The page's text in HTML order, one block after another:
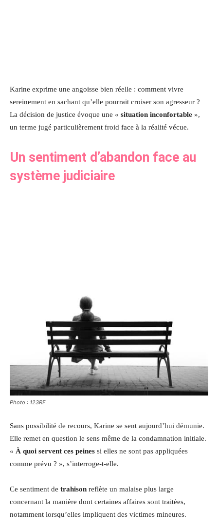
Karine exprime une angoisse bien réelle : comment vivre
sereinement en sachant qu’elle pourrait croiser son agresseur ?
La décision de justice évoque une « situation inconfortable »,
un terme jugé particulièrement froid face à la réalité vécue.
Un sentiment d’abandon face au
système judiciaire
Photo : 123RF
Sans possibilité de recours, Karine se sent aujourd’hui démunie.
Elle remet en question le sens même de la condamnation initiale.
« À quoi servent ces peines si elles ne sont pas appliquées
comme prévu ? », s’interroge-t-elle.
Ce sentiment de trahison reflète un malaise plus large
concernant la manière dont certaines affaires sont traitées,
notamment lorsqu’elles impliquent des victimes mineures.